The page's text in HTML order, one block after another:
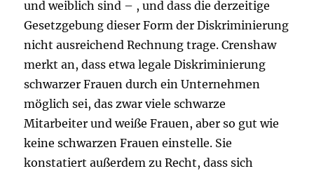
und weiblich sind – , und dass die derzeitige
Gesetzgebung dieser Form der Diskriminierung
nicht ausreichend Rechnung trage. Crenshaw
merkt an, dass etwa legale Diskriminierung
schwarzer Frauen durch ein Unternehmen
möglich sei, das zwar viele schwarze
Mitarbeiter und weiße Frauen, aber so gut wie
keine schwarzen Frauen einstelle. Sie
konstatiert außerdem zu Recht, dass sich